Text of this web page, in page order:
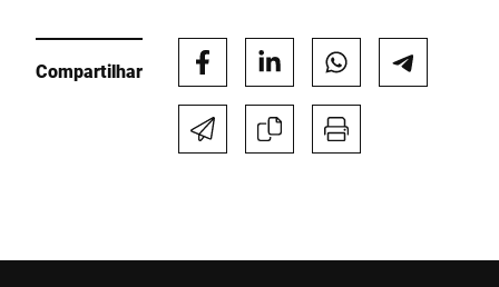
Telefone *
Compartilhar